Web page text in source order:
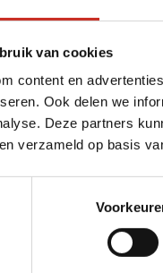
van cookies
content en
Ook delen we
Deze partners
verzameld op basis